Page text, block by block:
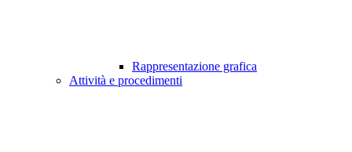
Rappresentazione grafica
Attività e procedimenti